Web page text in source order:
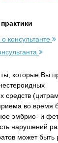
консультанте
которые Вы
средств
во время
эмбрио- и
нарушений
может быть